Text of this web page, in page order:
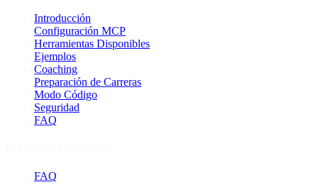
Introducción
Configuración MCP
Herramientas Disponibles
Ejemplos
Coaching
Preparación de Carreras
Modo Código
Seguridad
FAQ
FAQ